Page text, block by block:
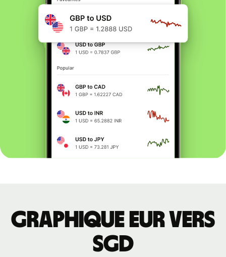
Graphique EUR vers
SGD